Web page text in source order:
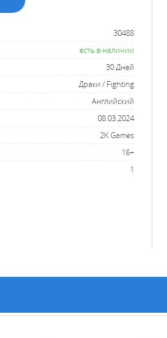
30488
есть в наличии
30 Дней
Драки / Fighting
Английский
08.03.2024
2K Games
16+
1